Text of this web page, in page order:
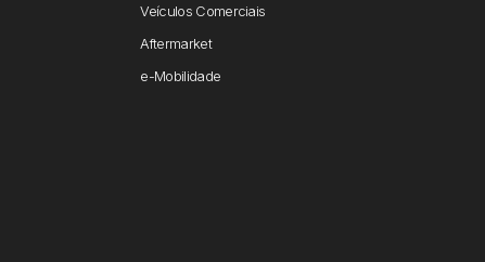
Veículos Comerciais
Aftermarket
e-Mobilidade